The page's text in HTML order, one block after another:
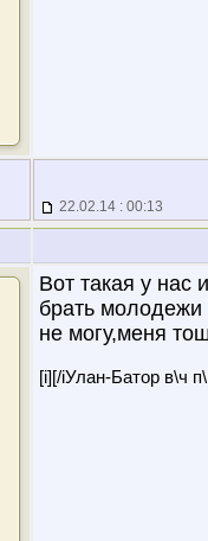
22.02.14 : 00:13
Вот такая у нас
брать молодежи
не могу,меня
[i][/iУлан-Батор в\ч